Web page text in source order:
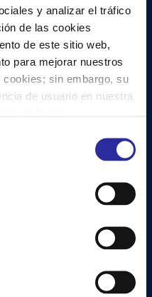
y analizar el tráfico
de las cookies
de este sitio web,
para mejorar nuestros
sin embargo, su
de usuario en nuestra
nuestra
Política de
Ver más
Fiestas de verano